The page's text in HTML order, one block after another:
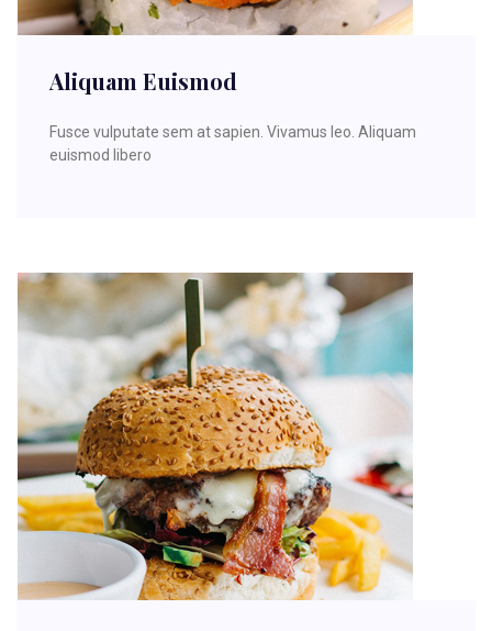
Aliquam Euismod
Fusce vulputate sem at sapien. Vivamus leo. Aliquam
euismod libero